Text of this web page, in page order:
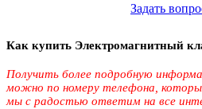
Задать
Как купить Электромагнитный
Получить более подробную
можно по номеру телефона,
мы с радостью ответим на все